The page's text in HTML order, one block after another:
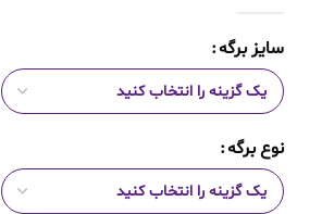
سایز برگه
نوع برگه